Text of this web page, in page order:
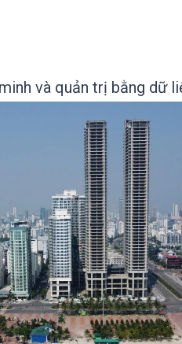
và quản trị bằng dữ